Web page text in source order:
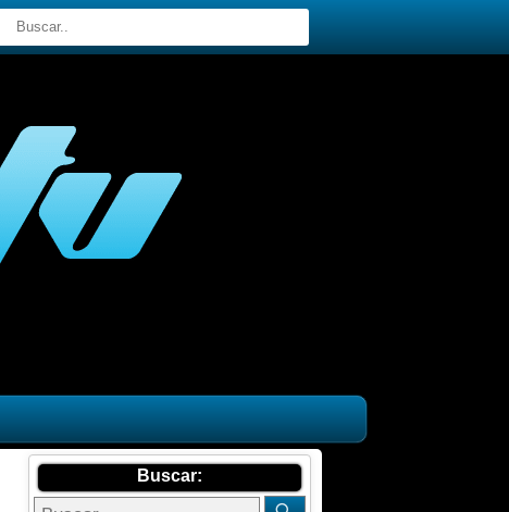
Buscar: